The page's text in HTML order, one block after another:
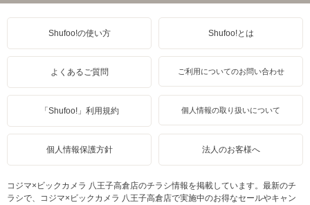
Shufoo!の使い方 Shufoo!とは
よくあるご質問 ご利用についてのお問い合わせ
「Shufoo!」利用規約 個人情報の取り扱いについて
個人情報保護方針 法人のお客様へ
コジマ×ビックカメラ 八王子高倉店のチラシ情報を掲載しています。最新のチ
ラシで、コジマ×ビックカメラ 八王子高倉店で実施中のお得なセールやキャン